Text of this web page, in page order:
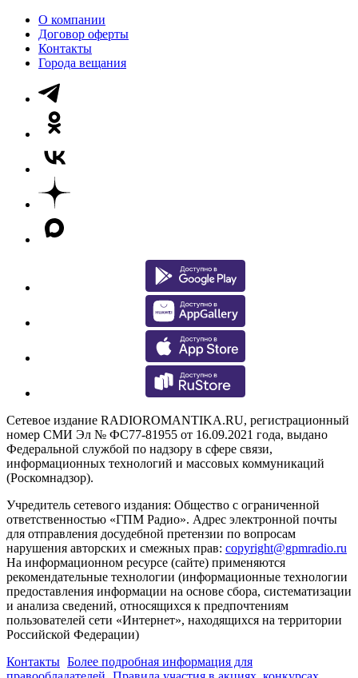
О компании
Договор оферты
Контакты
Города вещания
Сетевое издание RADIOROMANTIKA.RU, регистрационный
номер СМИ Эл № ФС77-81955 от 16.09.2021 года, выдано
Федеральной службой по надзору в сфере связи,
информационных технологий и массовых коммуникаций
(Роскомнадзор).
Учредитель сетевого издания: Общество с ограниченной
ответственностью «ГПМ Радио». Адрес электронной почты
для отправления досудебной претензии по вопросам
нарушения авторских и смежных прав: copyright@gpmradio.ru
На информационном ресурсе (сайте) применяются
рекомендательные технологии (информационные технологии
предоставления информации на основе сбора, систематизации
и анализа сведений, относящихся к предпочтениям
пользователей сети «Интернет», находящихся на территории
Российской Федерации)
Контакты Более подробная информация для